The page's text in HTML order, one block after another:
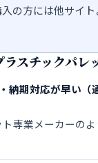
の方には他サイ
スチックパレ
納期対応が早い（
専業メーカーの